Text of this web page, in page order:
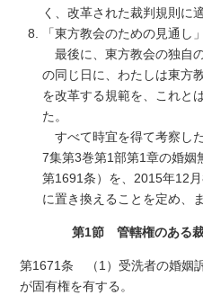
く、改革された裁判規則に
「東方教会のための見通し」
最後に、東方教会の独自
の同じ日に、わたしは東方
を改革する規範を、これと
た。
すべて時宜を得て考察し
7集第3巻第1部第1章の婚
第1691条）を、2015年12
に置き換えることを定め、
第1節 管轄権のある
第1671条 （1）受洗者の婚姻
が固有権を有する。